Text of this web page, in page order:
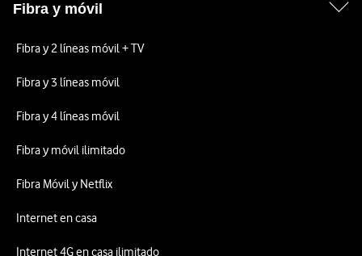
Fibra y móvil
Fibra y 2 líneas móvil + TV
Fibra y 3 líneas móvil
Fibra y 4 líneas móvil
Fibra y móvil ilimitado
Fibra Móvil y Netflix
Internet en casa
Internet 4G en casa ilimitado